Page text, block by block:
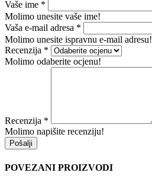
Vaše ime *
Molimo unesite vaše ime!
Vaša e-mail adresa *
Molimo unesite ispravnu e-mail adresu!
Recenzija *
Molimo odaberite ocjenu!
Recenzija *
Molimo napišite recenziju!
Pošalji
POVEZANI PROIZVODI